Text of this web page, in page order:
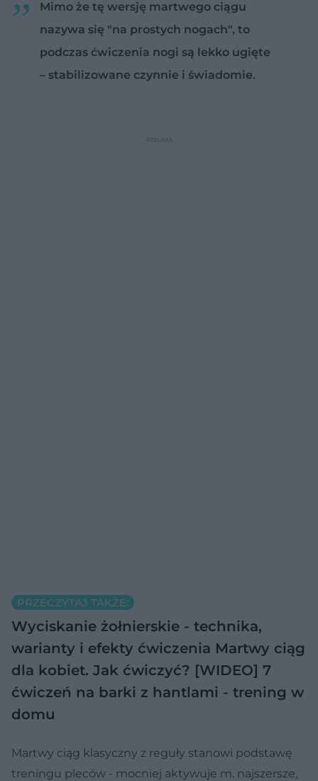
Mimo że tę wersję martwego ciągu
nazywa się "na prostych nogach", to
podczas ćwiczenia nogi są lekko ugięte
– stabilizowane czynnie i świadomie.
PRZECZYTAJ TAKŻE:
Wyciskanie żołnierskie - technika,
warianty i efekty ćwiczenia Martwy ciąg
dla kobiet. Jak ćwiczyć? [WIDEO] 7
ćwiczeń na barki z hantlami - trening w
domu
Martwy ciąg klasyczny z reguły stanowi podstawę
treningu pleców - mocniej aktywuje m. najszersze,